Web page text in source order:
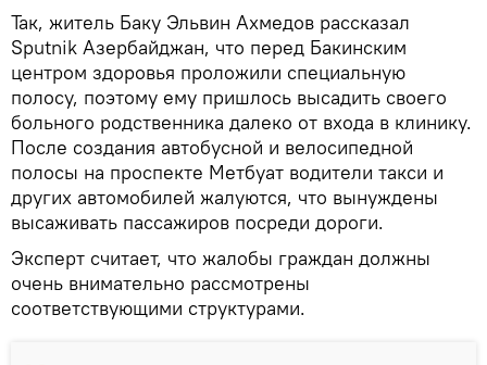
Так, житель Баку Эльвин Ахмедов рассказал
Sputnik Азербайджан, что перед Бакинским
центром здоровья проложили специальную
полосу, поэтому ему пришлось высадить своего
больного родственника далеко от входа в клинику.
После создания автобусной и велосипедной
полосы на проспекте Метбуат водители такси и
других автомобилей жалуются, что вынуждены
высаживать пассажиров посреди дороги.
Эксперт считает, что жалобы граждан должны
очень внимательно рассмотрены
соответствующими структурами.